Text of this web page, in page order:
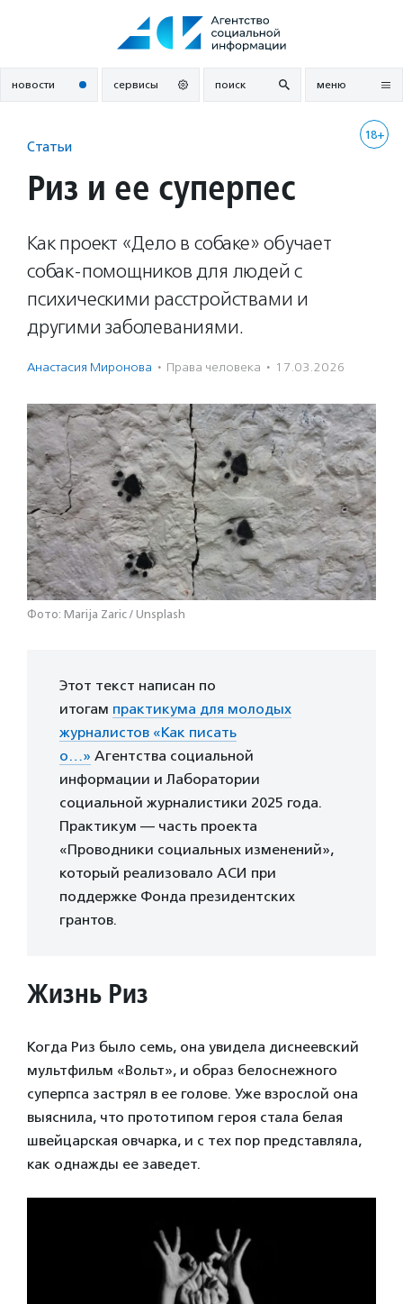
новости сервисы поиск меню
18+
Статьи
Риз и ее суперпес
Как проект «Дело в собаке» обучает
собак-помощников для людей с
психическими расстройствами и
другими заболеваниями.
Анастасия Миронова · Права человека · 17.03.2026
Фото: Marija Zaric / Unsplash
Этот текст написан по
итогам практикума для молодых
журналистов «Как писать
о…» Агентства социальной
информации и Лаборатории
социальной журналистики 2025 года.
Практикум — часть проекта
«Проводники социальных изменений»,
который реализовало АСИ при
поддержке Фонда президентских
грантов.
Жизнь Риз
Когда Риз было семь, она увидела диснеевский
мультфильм «Вольт», и образ белоснежного
суперпса застрял в ее голове. Уже взрослой она
выяснила, что прототипом героя стала белая
швейцарская овчарка, и с тех пор представляла,
как однажды ее заведет.